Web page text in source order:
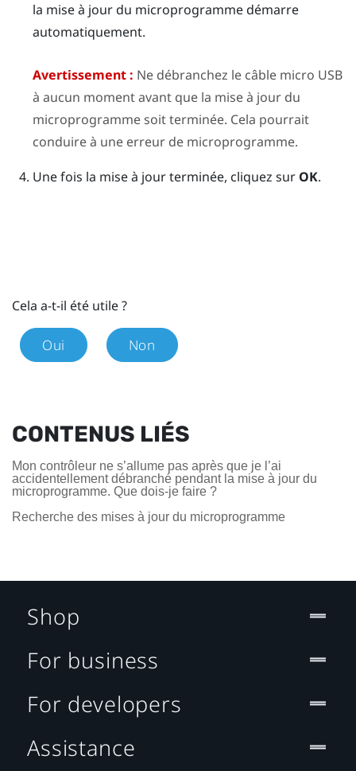
la mise à jour du microprogramme démarre
automatiquement.
Avertissement : Ne débranchez le câble micro USB
à aucun moment avant que la mise à jour du
microprogramme soit terminée. Cela pourrait
conduire à une erreur de microprogramme.
Une fois la mise à jour terminée, cliquez sur OK.
Cela a-t-il été utile ?
Oui Non
CONTENUS LIÉS
Mon contrôleur ne s’allume pas après que je l’ai
accidentellement débranché pendant la mise à jour du
microprogramme. Que dois-je faire ?
Recherche des mises à jour du microprogramme
Shop
For business
For developers
Assistance